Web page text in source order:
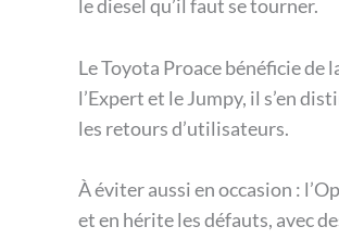
le diesel qu’il faut se tourner.
Le Toyota Proace bénéficie
l’Expert et le Jumpy, il s’en
les retours d’utilisateurs.
À éviter aussi en occasion :
et en hérite les défauts, avec